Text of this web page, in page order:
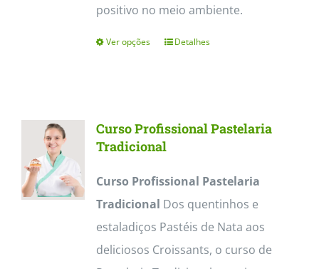
positivo no meio ambiente.
Ver opções
This
variants.
options
may
be
chosen
Detalhes
Curso Profissional Pastelaria
Tradicional
Curso Profissional Pastelaria
Tradicional Dos quentinhos e
estaladiços Pastéis de Nata aos
deliciosos Croissants, o curso de